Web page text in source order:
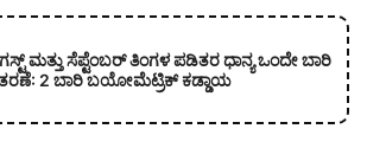
ಮತ್ತು ಸೆಪ್ಟೆಂಬರ್ ತಿಂಗಳ ಪಡಿತರ ಧಾನ್ಯ ಒಂದೇ ಬಾರಿ
2 ಬಾರಿ ಬಯೋಮೆಟ್ರಿಕ್ ಕಡ್ಡಾಯ